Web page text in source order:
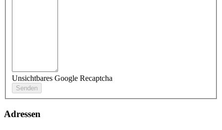
Unsichtbares Google Recaptcha
Adressen